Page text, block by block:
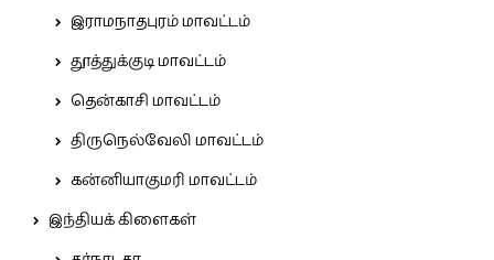
இராமநாதபுரம் மாவட்டம்
தூத்துக்குடி மாவட்டம்
தென்காசி மாவட்டம்
திருநெல்வேலி மாவட்டம்
கன்னியாகுமரி மாவட்டம்
இந்தியக் கிளைகள்